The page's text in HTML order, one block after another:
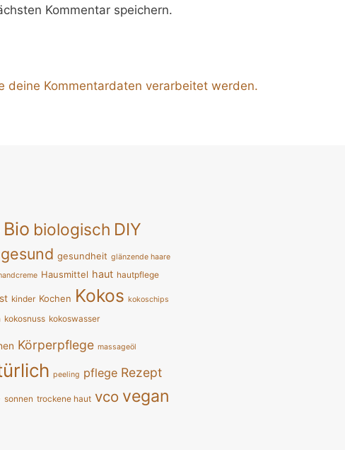
Kommentar speichern.
deine Kommentardaten verarbeitet werden.
Bio biologisch DIY
gesund gesundheit glänzende haare
Hausmittel haut hautpflege
kinder Kochen Kokos kokoschips
kokosnuss kokoswasser
Körperpflege massageöl
peeling pflege Rezept
sonnen trockene haut vco vegan